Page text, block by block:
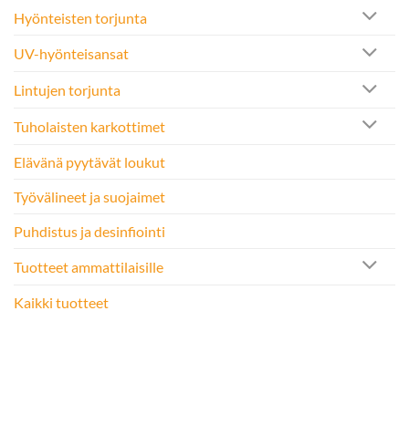
Hyönteisten torjunta
UV-hyönteisansat
Lintujen torjunta
Tuholaisten karkottimet
Elävänä pyytävät loukut
Työvälineet ja suojaimet
Puhdistus ja desinfiointi
Tuotteet ammattilaisille
Kaikki tuotteet